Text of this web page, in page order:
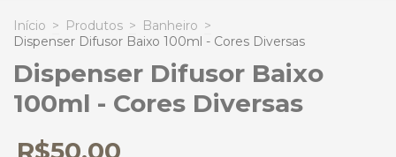
Início > Produtos > Banheiro >
Dispenser Difusor Baixo 100ml - Cores Diversas
Dispenser Difusor Baixo
100ml - Cores Diversas
R$50,00